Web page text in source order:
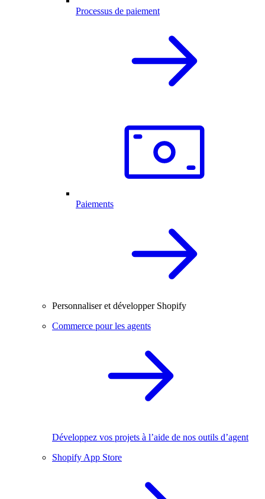
Processus de paiement
Paiements
Personnaliser et développer Shopify
Commerce pour les agents
Développez vos projets à l’aide de nos outils d’agent
Shopify App Store